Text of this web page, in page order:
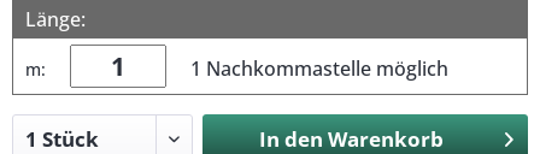
Länge:
m: 1 Nachkommastelle möglich
In denWarenkorb